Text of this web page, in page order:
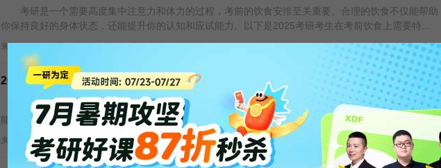
考研是一个需要高度集中注意力和体力的过程，考前的饮食安排至关重要。合理的饮食不仅能帮助
你保持良好的身体状态，还能提升你的认知和应试能力。以下是2025考研考生在考前饮食上需要特...
来源 :
2025考研期间吃什么水果好?推荐能缓解压力的水果
备战2025年考研的考生们，长时间的复习和精神紧张难免会带来压力和疲劳。选择合适的水果不仅
能补充维生素，还能有效缓解压力和提升精神状态。下面是一些有助于缓解压力的水果推荐，帮助...
来源 : 12月04日 08:07 关键字 : 考研作息